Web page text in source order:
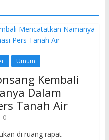
Umum
Kembali
Dalam
Tanah Air
0
di ruang rapat